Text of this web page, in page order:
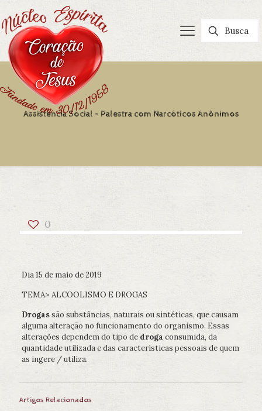
Assistência Social – Palestra com Narcóticos Anônimos
0
Dia 15 de maio de 2019
TEMA> ALCOOLISMO E DROGAS
Drogassão substâncias, naturais ou sintéticas, que causam
alguma alteração no funcionamento do organismo. Essas
alterações dependem do tipo de droga consumida, da
quantidade utilizada e das características pessoais de quem
as ingere / utiliza.
Artigos Relacionados